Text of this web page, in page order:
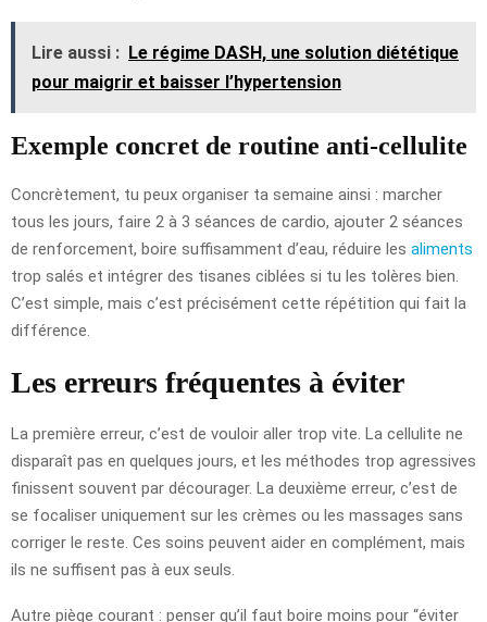
Lire aussi : Le régime DASH, une solution diététique
pour maigrir et baisser l’hypertension
Exemple concret de routine anti-cellulite
Concrètement, tu peux organiser ta semaine ainsi : marcher
tous les jours, faire 2 à 3 séances de cardio, ajouter 2 séances
de renforcement, boire suffisamment d’eau, réduire les aliments
trop salés et intégrer des tisanes ciblées si tu les tolères bien.
C’est simple, mais c’est précisément cette répétition qui fait la
différence.
Les erreurs fréquentes à éviter
La première erreur, c’est de vouloir aller trop vite. La cellulite ne
disparaît pas en quelques jours, et les méthodes trop agressives
finissent souvent par décourager. La deuxième erreur, c’est de
se focaliser uniquement sur les crèmes ou les massages sans
corriger le reste. Ces soins peuvent aider en complément, mais
ils ne suffisent pas à eux seuls.
Autre piège courant : penser qu’il faut boire moins pour “éviter